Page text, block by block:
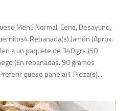
Menú Normal, Cena, Desayuno,
Rebanada(s) Jamón (Aprox.
a un paquete de 340 grs )50
(En rebanadas. 90 gramos
queso panela)1 Pieza(s)...